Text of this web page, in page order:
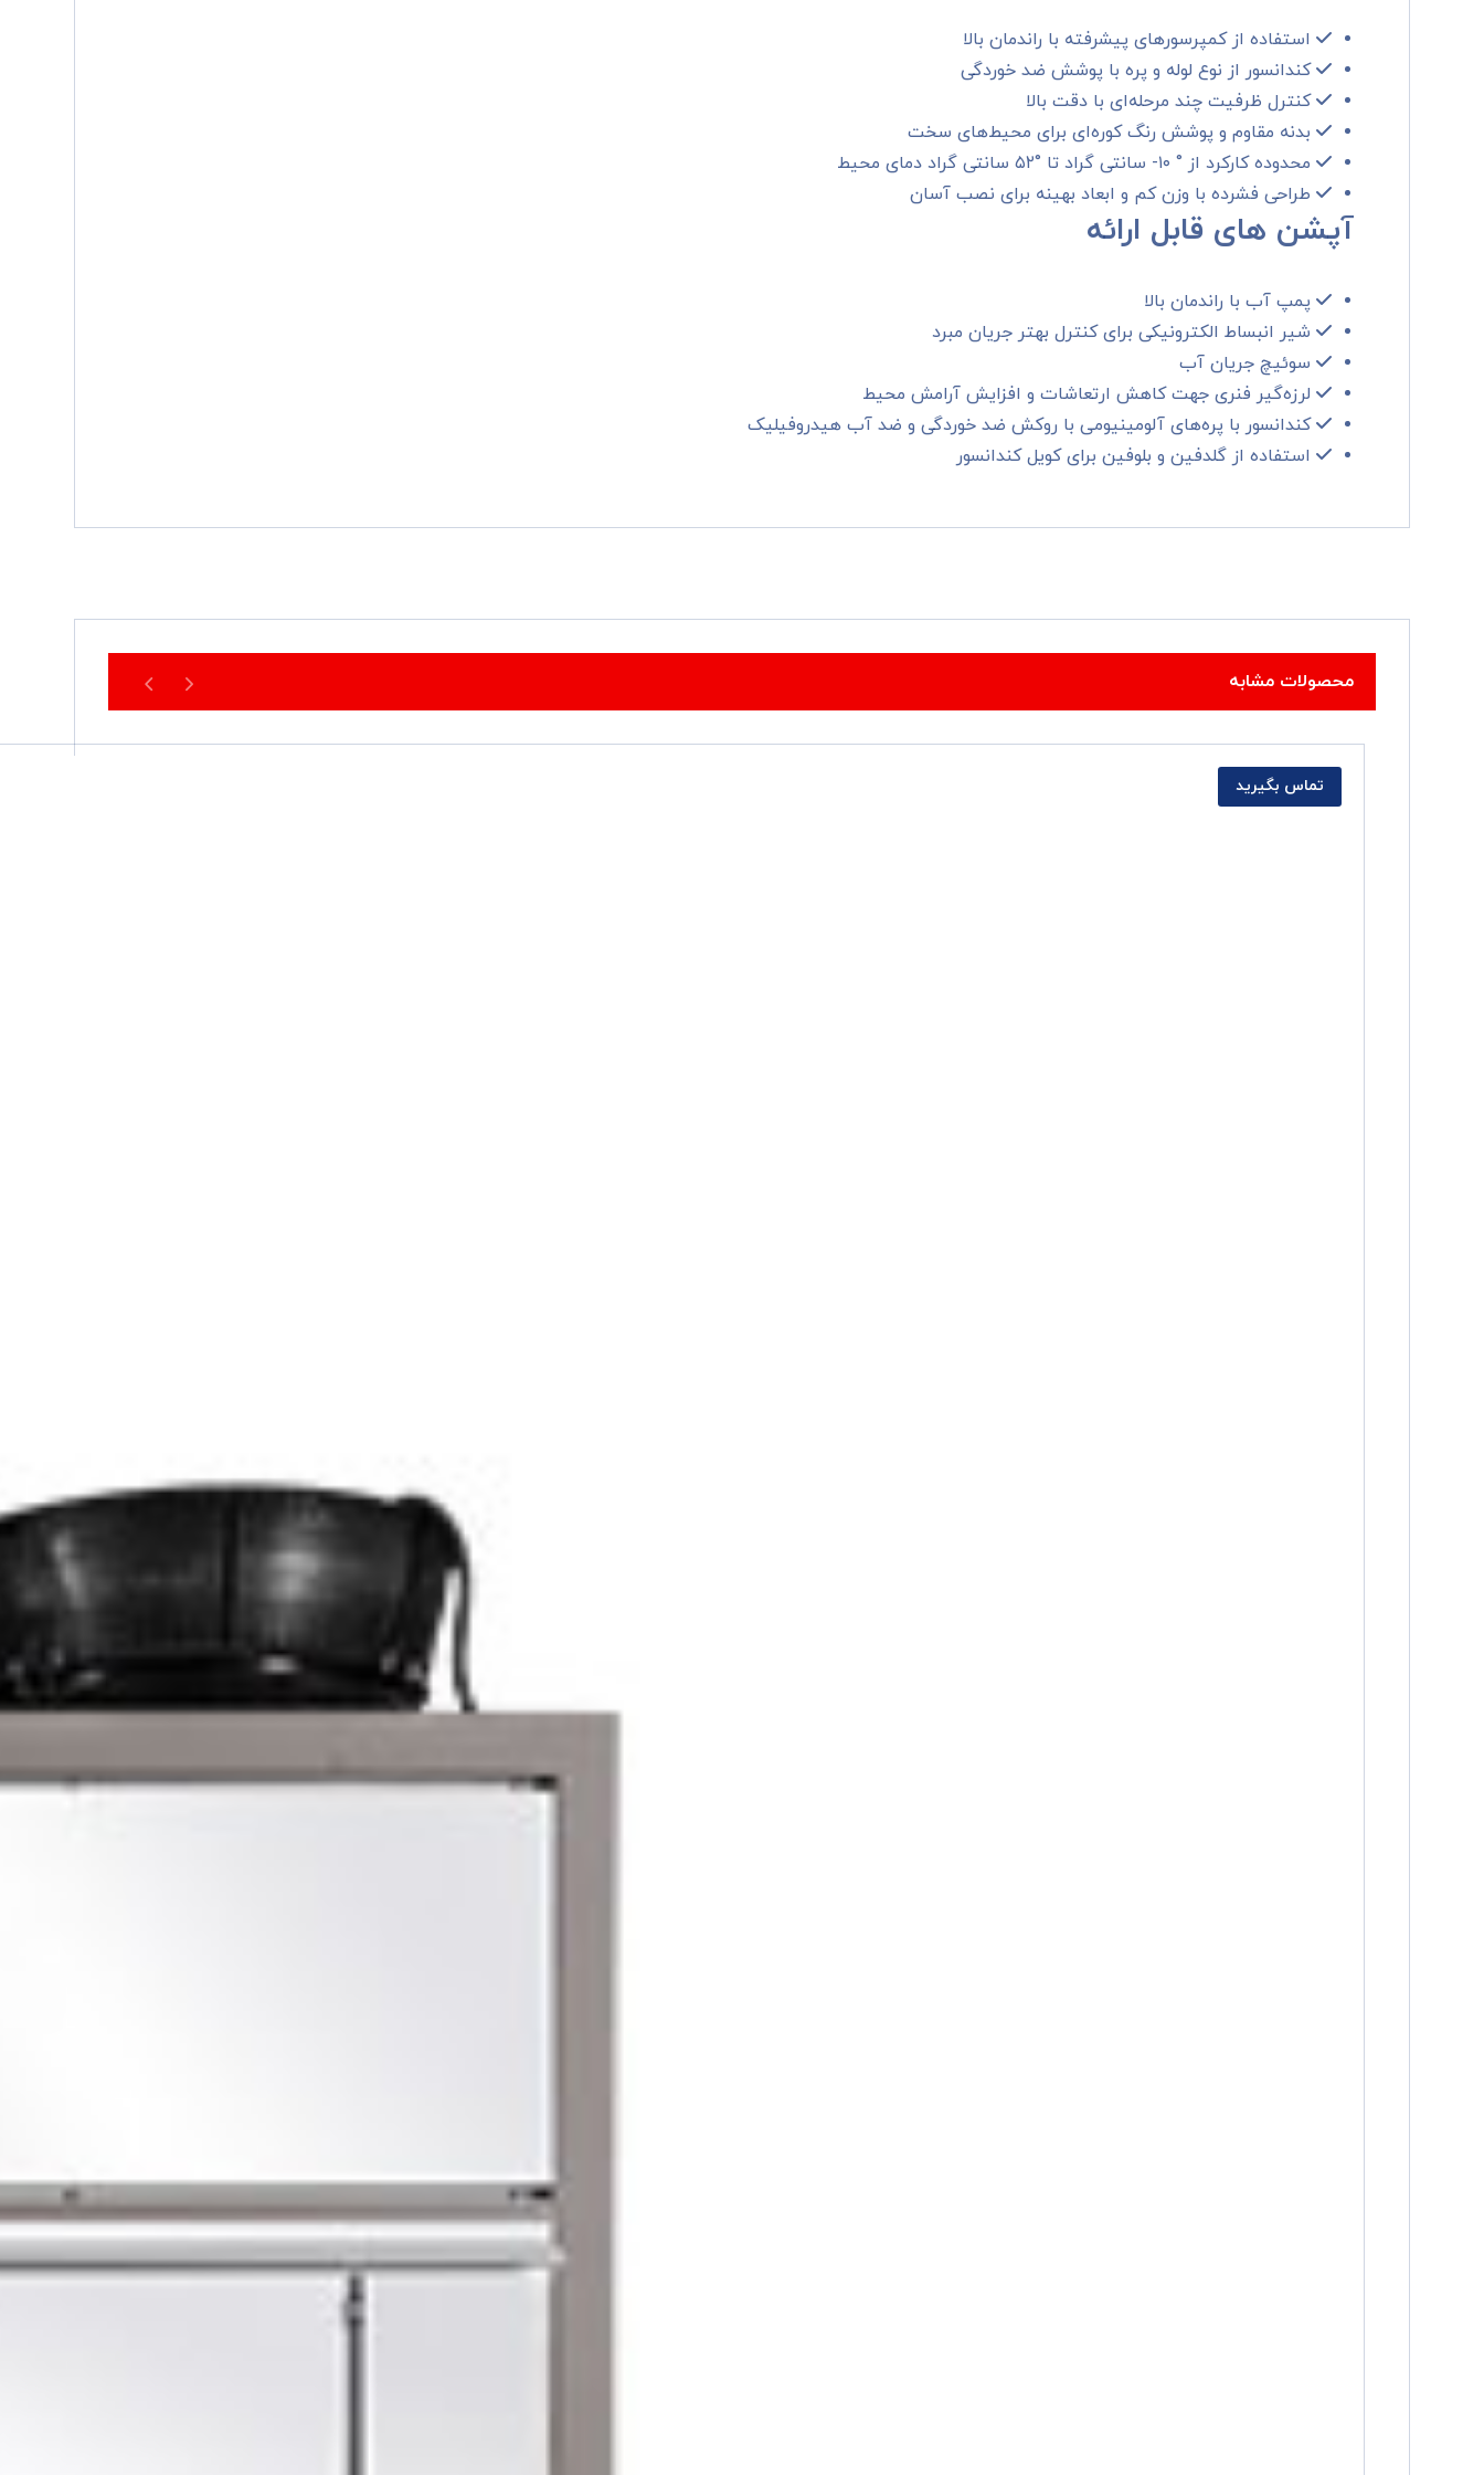
استفاده از کمپرسورهای پیشرفته با راندمان بالا
کندانسور از نوع لوله و پره با پوشش ضد خوردگی
کنترل ظرفیت چند مرحله‌ای با دقت بالا
بدنه مقاوم و پوشش رنگ کوره‌ای برای محیط‌های سخت
محدوده کارکرد از ° ۱۰- سانتی گراد تا °۵۲ سانتی گراد دمای محیط
طراحی فشرده با وزن کم و ابعاد بهینه برای نصب آسان
آپشن های قابل ارائه
پمپ آب با راندمان بالا
شیر انبساط الکترونیکی برای کنترل بهتر جریان مبرد
سوئیچ جریان آب
لرزه‌گیر فنری جهت کاهش ارتعاشات و افزایش آرامش محیط
کندانسور با پره‌های آلومینیومی با روکش ضد خوردگی و ضد آب هیدروفیلیک
استفاده از گلدفین و بلوفین برای کویل کندانسور
محصولات مشابه
تماس بگیرید